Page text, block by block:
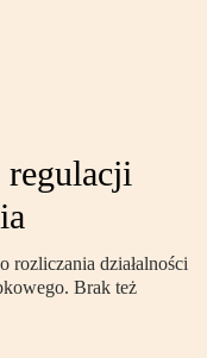
regulacji
rozliczania działalności
Brak też